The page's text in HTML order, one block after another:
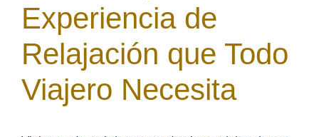
Experiencia de
Relajación que Todo
Viajero Necesita